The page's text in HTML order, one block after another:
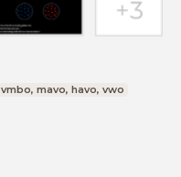
vmbo, mavo, havo, vwo